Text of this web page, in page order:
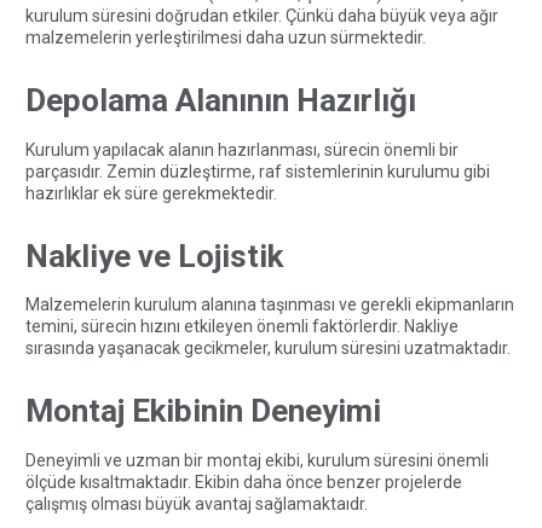
kurulum süresini doğrudan etkiler. Çünkü daha büyük veya ağır
malzemelerin yerleştirilmesi daha uzun sürmektedir.
Depolama Alanının Hazırlığı
Kurulum yapılacak alanın hazırlanması, sürecin önemli bir
parçasıdır. Zemin düzleştirme, raf sistemlerinin kurulumu gibi
hazırlıklar ek süre gerekmektedir.
Nakliye ve Lojistik
Malzemelerin kurulum alanına taşınması ve gerekli ekipmanların
temini, sürecin hızını etkileyen önemli faktörlerdir. Nakliye
sırasında yaşanacak gecikmeler, kurulum süresini uzatmaktadır.
Montaj Ekibinin Deneyimi
Deneyimli ve uzman bir montaj ekibi, kurulum süresini önemli
ölçüde kısaltmaktadır. Ekibin daha önce benzer projelerde
çalışmış olması büyük avantaj sağlamaktaıdr.